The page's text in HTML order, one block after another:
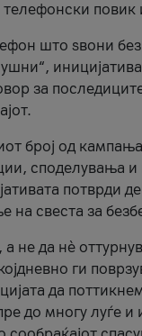
телефонски
што ѕвони
за
број од
споделувања
потврди
на свеста за
а не да нè
ги
да
до многу луѓе